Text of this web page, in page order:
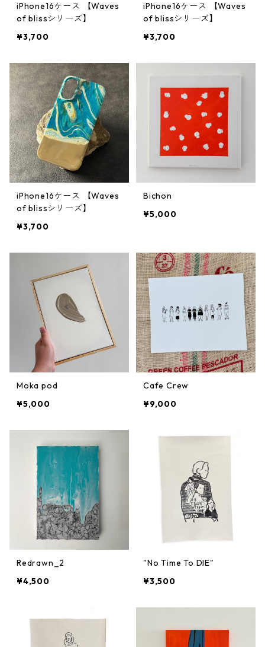
iPhone16ケース 【Waves
of blissシリーズ】
¥3,700
iPhone16ケース 【Waves
of blissシリーズ】
¥3,700
iPhone16ケース 【Waves
of blissシリーズ】
¥3,700
Bichon
¥5,000
Moka pod
¥5,000
Cafe Crew
¥9,000
Redrawn_2
¥4,500
"No Time To DIE"
¥3,500